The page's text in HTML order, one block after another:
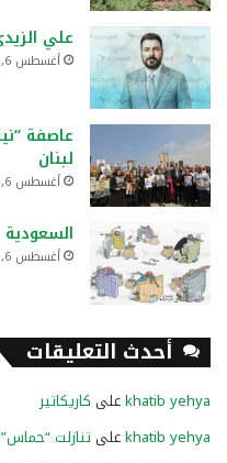
علي
أغسطس 6, 2026
عاصفة
لبنان
أغسطس 6, 2026
السعودية
أغسطس 6, 2026
أحدث التعليقات
khatib yehyaعلى كاريكاتير
khatib yehyaعلى تنازلت